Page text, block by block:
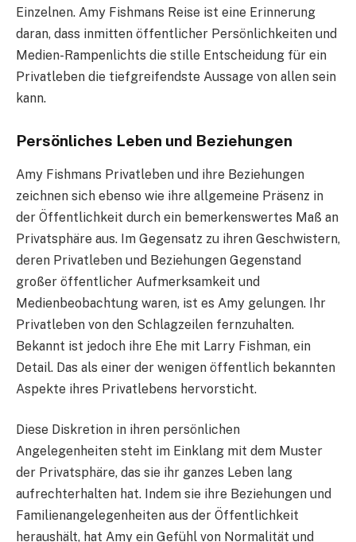
Einzelnen. Amy Fishmans Reise ist eine Erinnerung
daran, dass inmitten öffentlicher Persönlichkeiten und
Medien-Rampenlichts die stille Entscheidung für ein
Privatleben die tiefgreifendste Aussage von allen sein
kann.
Persönliches Leben und Beziehungen
Amy Fishmans Privatleben und ihre Beziehungen
zeichnen sich ebenso wie ihre allgemeine Präsenz in
der Öffentlichkeit durch ein bemerkenswertes Maß an
Privatsphäre aus. Im Gegensatz zu ihren Geschwistern,
deren Privatleben und Beziehungen Gegenstand
großer öffentlicher Aufmerksamkeit und
Medienbeobachtung waren, ist es Amy gelungen. Ihr
Privatleben von den Schlagzeilen fernzuhalten.
Bekannt ist jedoch ihre Ehe mit Larry Fishman, ein
Detail. Das als einer der wenigen öffentlich bekannten
Aspekte ihres Privatlebens hervorsticht.
Diese Diskretion in ihren persönlichen
Angelegenheiten steht im Einklang mit dem Muster
der Privatsphäre, das sie ihr ganzes Leben lang
aufrechterhalten hat. Indem sie ihre Beziehungen und
Familienangelegenheiten aus der Öffentlichkeit
heraushält, hat Amy ein Gefühl von Normalität und